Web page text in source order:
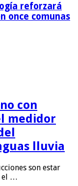
reforzará
once comunas
con
medidor
lluvia
son estar
el …